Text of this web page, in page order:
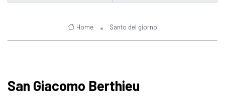
Home Santo del giorno
San Giacomo Berthieu